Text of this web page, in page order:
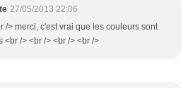
27/05/2013 22:06
/> merci, c'est vrai que les couleurs sont
<br /> <br /> <br /> <br />